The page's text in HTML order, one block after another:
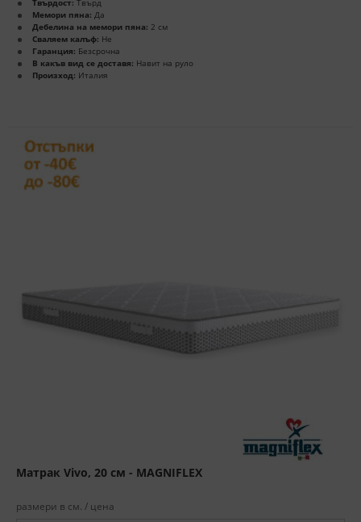
Твърдост: Твърд
Мемори пяна: Да
Дебелина на мемори пяна: 2 см
Сваляем калъф: Не
Гаранция: Безсрочна
В какъв вид се доставя: Навит на руло
Произход: Италия
Матрак Vivo, 20 см - MAGNIFLEX
размери в см. / цена